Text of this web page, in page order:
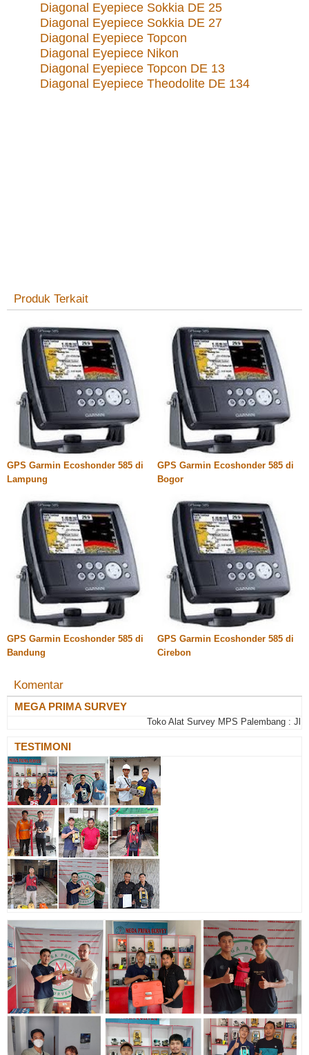
Diagonal Eyepiece Sokkia DE 25
Diagonal Eyepiece Sokkia DE 27
Diagonal Eyepiece Topcon
Diagonal Eyepiece Nikon
Diagonal Eyepiece Topcon DE 13
Diagonal Eyepiece Theodolite DE 134
Produk Terkait
GPS Garmin Ecoshonder 585 di
Lampung
GPS Garmin Ecoshonder 585 di
Bogor
GPS Garmin Ecoshonder 585 di
Bandung
GPS Garmin Ecoshonder 585 di
Cirebon
Komentar
MEGA PRIMA SURVEY
Toko Alat Survey MPS Palembang : Jl.
TESTIMONI